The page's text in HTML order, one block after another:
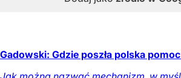
Gadowski: Gdzie poszła polska